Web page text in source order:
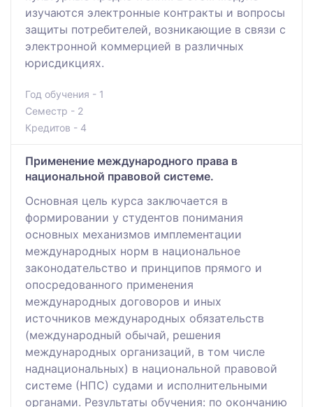
изучаются электронные контракты и вопросы
защиты потребителей, возникающие в связи с
электронной коммерцией в различных
юрисдикциях.
Год обучения - 1
Семестр - 2
Кредитов - 4
Применение международного права в
национальной правовой системе.
Основная цель курса заключается в
формировании у студентов понимания
основных механизмов имплементации
международных норм в национальное
законодательство и принципов прямого и
опосредованного применения
международных договоров и иных
источников международных обязательств
(международный обычай, решения
международных организаций, в том числе
наднациональных) в национальной правовой
системе (НПС) судами и исполнительными
органами. Результаты обучения: по окончанию